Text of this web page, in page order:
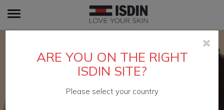
Toggle
ARE YOU ON THE RIGHT
ISDIN SITE?
Please select your country